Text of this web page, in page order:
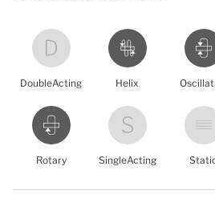
DoubleActing Helix
Rotary SingleActing